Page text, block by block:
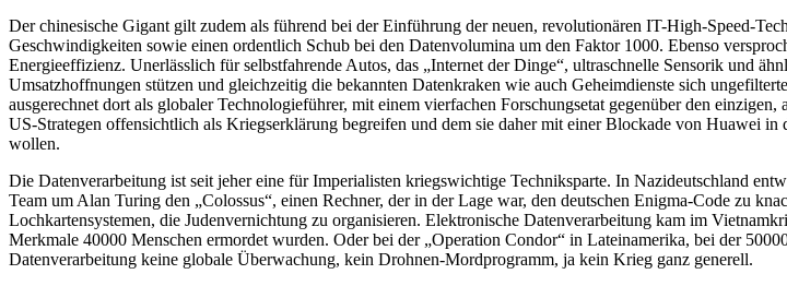
Der chinesische Gigant gilt zudem als führend bei der Einführung der neuen, revolutionären IT-High-Speed-
Geschwindigkeiten sowie einen ordentlich Schub bei den Datenvolumina um den Faktor 1000. Ebenso
Energieeffizienz. Unerlässlich für selbstfahrende Autos, das „Internet der Dinge“, ultraschnelle Sensorik und
Umsatzhoffnungen stützen und gleichzeitig die bekannten Datenkraken wie auch Geheimdienste sich
ausgerechnet dort als globaler Technologieführer, mit einem vierfachen Forschungsetat gegenüber den
US-Strategen offensichtlich als Kriegserklärung begreifen und dem sie daher mit einer Blockade von Huawei in
wollen.
Die Datenverarbeitung ist seit jeher eine für Imperialisten kriegswichtige Techniksparte. In Nazideutschland
Team um Alan Turing den „Colossus“, einen Rechner, der in der Lage war, den deutschen Enigma-Code zu
Lochkartensystemen, die Judenvernichtung zu organisieren. Elektronische Datenverarbeitung kam im
Merkmale 40000 Menschen ermordet wurden. Oder bei der „Operation Condor“ in Lateinamerika, bei der
Datenverarbeitung keine globale Überwachung, kein Drohnen-Mordprogramm, ja kein Krieg ganz generell.